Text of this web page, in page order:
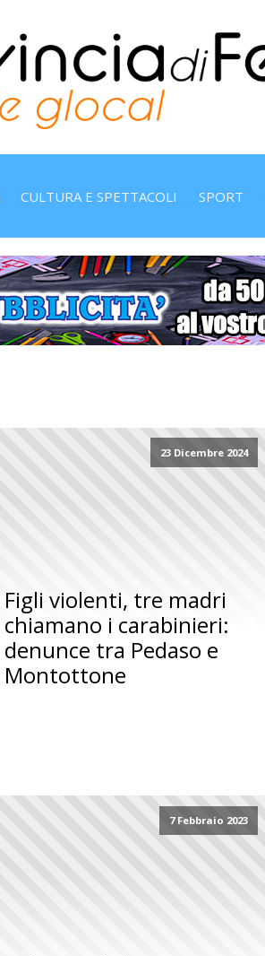
CULTURA E SPETTACOLI SPORT
23 Dicembre 2024
Figli violenti, tre madri
chiamano i carabinieri:
denunce tra Pedaso e
Montottone
7 Febbraio 2023